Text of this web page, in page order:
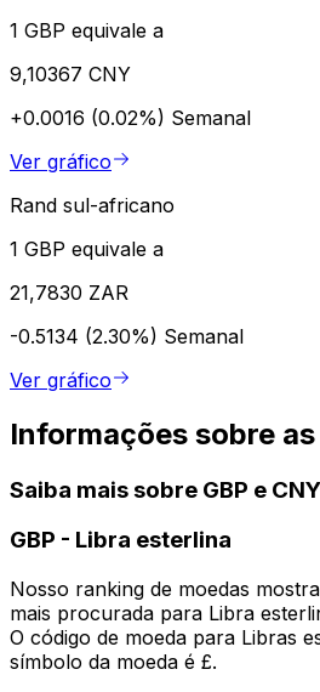
1 GBP equivale a
9,10367 CNY
+0.0016 (0.02%) Semanal
Ver gráfico
Rand sul-africano
1 GBP equivale a
21,7830 ZAR
-0.5134 (2.30%) Semanal
Ver gráfico
Informações sobre
Saiba mais sobre GBP e CNY
GBP - Libra esterlina
Nosso ranking de moedas
mais procurada para Libra
O código de moeda para Libras
símbolo da moeda é £.